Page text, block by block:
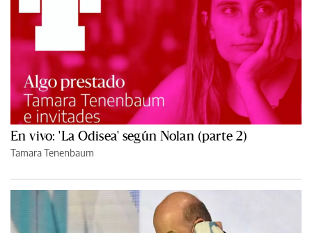
En vivo: 'La Odisea' según Nolan (parte 2)
Tamara Tenenbaum